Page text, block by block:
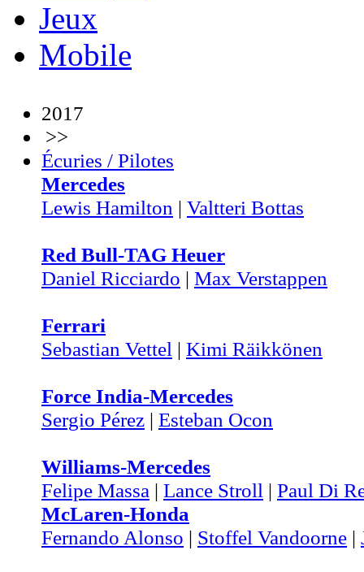
Jeux
Mobile
2017
>>
Écuries / Pilotes
Mercedes
Lewis Hamilton | Valtteri Bottas
Red Bull-TAG Heuer
Daniel Ricciardo | Max Verstappen
Ferrari
Sebastian Vettel | Kimi Räikkönen
Force India-Mercedes
Sergio Pérez | Esteban Ocon
Williams-Mercedes
Felipe Massa | Lance Stroll | Paul Di
McLaren-Honda
Fernando Alonso | Stoffel Vandoorne |